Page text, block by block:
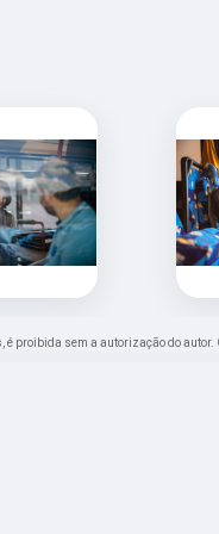
proibida sem a autorização do